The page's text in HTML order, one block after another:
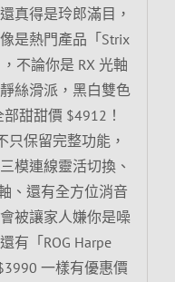
真得是玲郎滿目，
是熱門產品「Strix
不論你是 RX 光軸
絲滑派，黑白雙色
甜甜價 $4912！
只保留完整功能，
模連線靈活切換、
、還有全方位消音
被讓家人嫌你是噪
有「ROG Harpe
一樣有優惠價